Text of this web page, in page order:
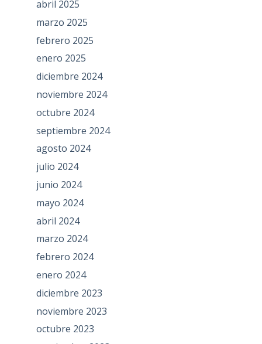
abril 2025
marzo 2025
febrero 2025
enero 2025
diciembre 2024
noviembre 2024
octubre 2024
septiembre 2024
agosto 2024
julio 2024
junio 2024
mayo 2024
abril 2024
marzo 2024
febrero 2024
enero 2024
diciembre 2023
noviembre 2023
octubre 2023